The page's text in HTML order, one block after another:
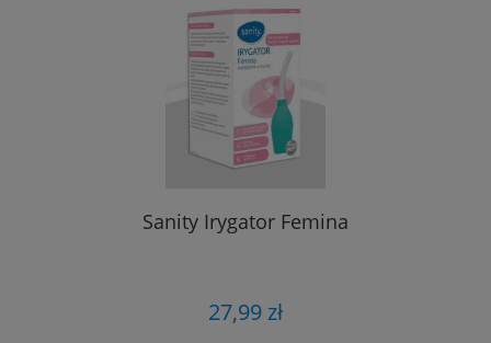
Sanity Irygator Femina
27,99 zł